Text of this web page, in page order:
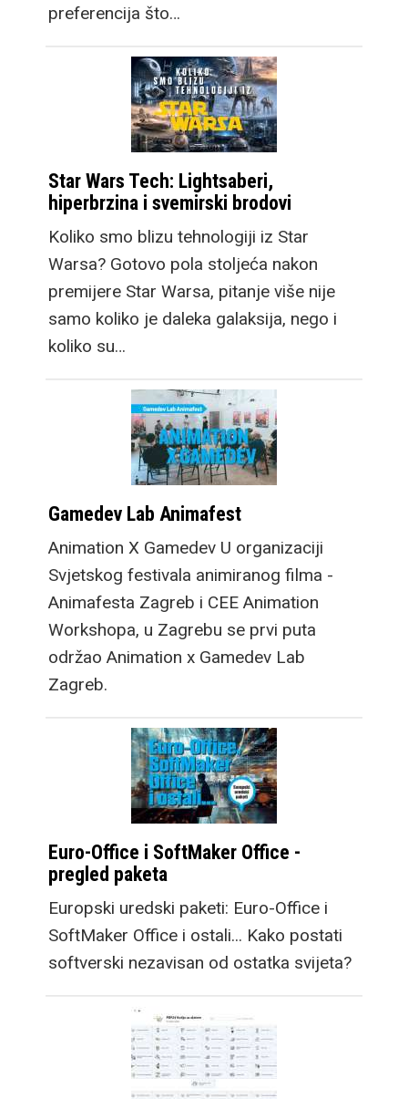
preferencija što…
Star Wars Tech: Lightsaberi,
hiperbrzina i svemirski brodovi
Koliko smo blizu tehnologiji iz Star
Warsa? Gotovo pola stoljeća nakon
premijere Star Warsa, pitanje više nije
samo koliko je daleka galaksija, nego i
koliko su…
Gamedev Lab Animafest
Animation X Gamedev U organizaciji
Svjetskog festivala animiranog filma -
Animafesta Zagreb i CEE Animation
Workshopa, u Zagrebu se prvi puta
održao Animation x Gamedev Lab
Zagreb.
Euro-Office i SoftMaker Office -
pregled paketa
Europski uredski paketi: Euro-Office i
SoftMaker Office i ostali... Kako postati
softverski nezavisan od ostatka svijeta?